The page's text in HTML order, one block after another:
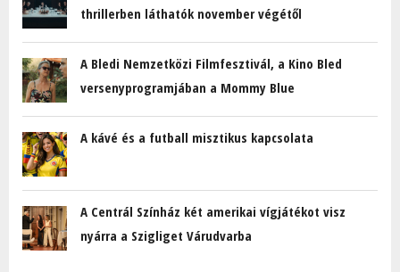
thrillerben láthatók november végétől
A Bledi Nemzetközi Filmfesztivál, a Kino Bled
versenyprogramjában a Mommy Blue
A kávé és a futball misztikus kapcsolata
A Centrál Színház két amerikai vígjátékot visz
nyárra a Szigliget Várudvarba